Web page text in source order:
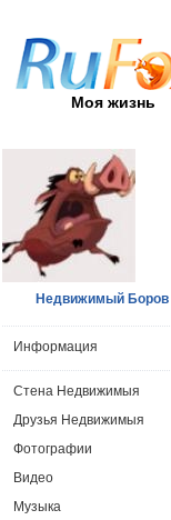
Моя жизнь
Недвижимый Боров
Информация
Стена Недвижимыя
Друзья Недвижимыя
Фотографии
Видео
Музыка